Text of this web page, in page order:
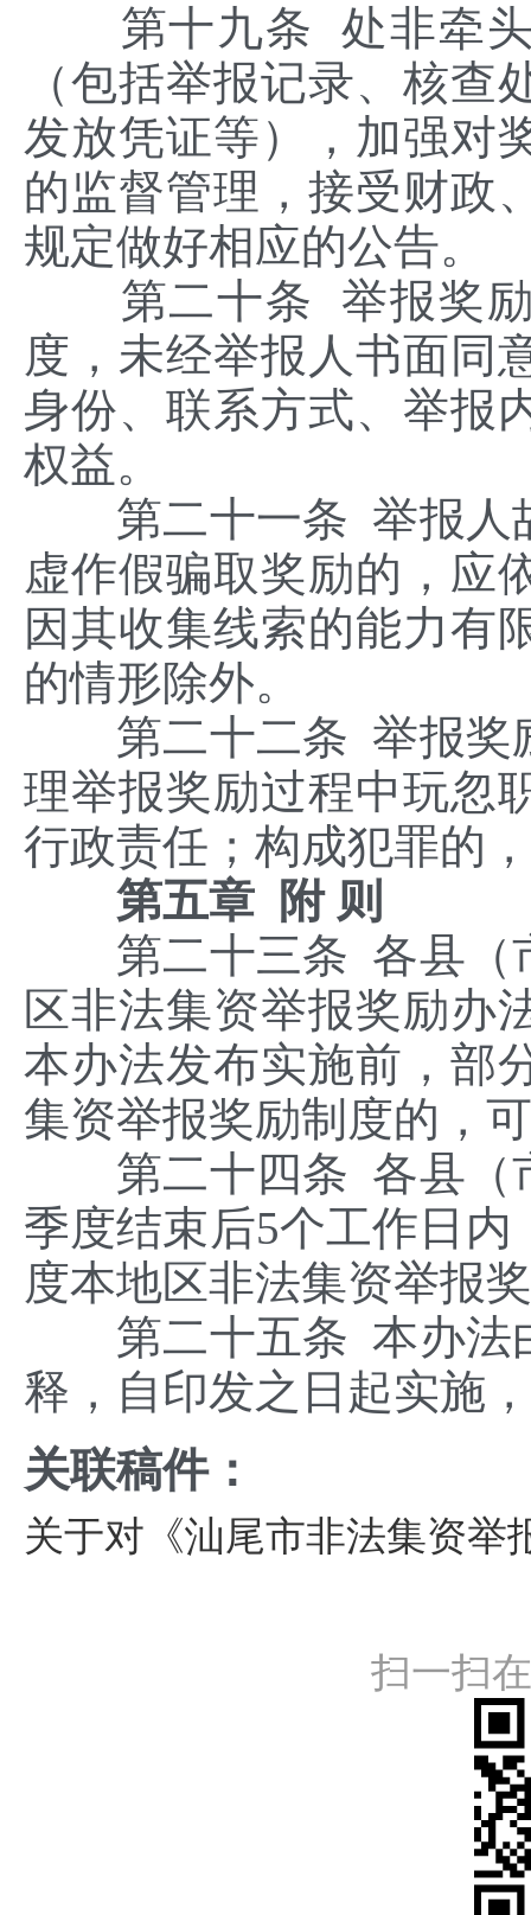
第十九条 处非牵头
（包括举报记录、核
发放凭证等），加强对
的监督管理，接受财政
规定做好相应的公告。
第二十条 举报奖励
度，未经举报人书面同
身份、联系方式、举报
权益。
第二十一条 举报人
虚作假骗取奖励的，应
因其收集线索的能力有
的情形除外。
第二十二条 举报奖
理举报奖励过程中玩忽
行政责任；构成犯罪的
第五章 附 则
第二十三条 各县（
区非法集资举报奖励办
本办法发布实施前，部
集资举报奖励制度的，
第二十四条 各县（
季度结束后5个工作日
度本地区非法集资举报
第二十五条 本办法
释，自印发之日起实施
关联稿件：
关于对《汕尾市非法集资举
扫一扫